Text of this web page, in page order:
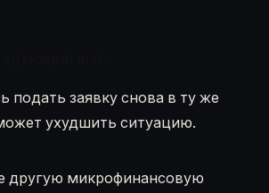
подать заявку снова в ту же
ухудшить ситуацию.
другую микрофинансовую